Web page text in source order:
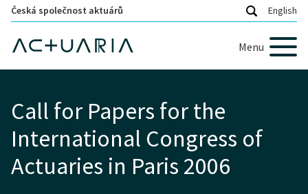
Česká společnost aktuárů English
Menu
Call for Papers for the
International Congress of
Actuaries in Paris 2006